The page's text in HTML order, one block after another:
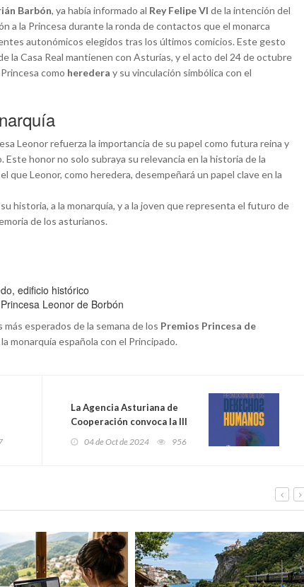
Barbón, ya había informado al Rey Felipe VI de la intención del
a la Princesa durante la ronda de contactos que el monarca
autonómicos elegidos tras los últimos comicios. Este gesto
la Casa Real mantienen con Asturias, y el acto del 24 de octubre
como heredera y su vinculación simbólica con el
Leonor refuerza la importancia de su papel como futura reina y
honor no solo subraya su relevancia en la historia de la
Leonor, como heredera, desempeñará un papel clave en la
historia, a la monarquía, y a la joven que representa el futuro de
de los asturianos.
edificio histórico
Leonor de Borbón
esperados de la semana de los Premios Princesa de
monarquía española con el Principado.
La Agencia Asturiana de
Cooperación convoca la III
Edición del Premio a la
04 de Oct de 2024 956